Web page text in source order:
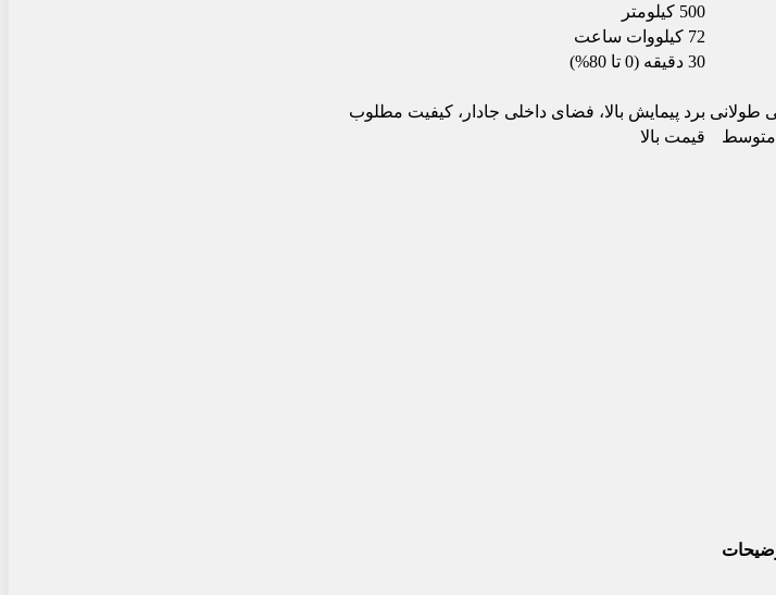
500 کیلومتر
72 کیلووات ساعت
30 دقیقه (0 تا 80%)
طولانی برد پیمایش بالا، فضای داخلی جادار، کیفیت مطلوب
متوسط قیمت بالا